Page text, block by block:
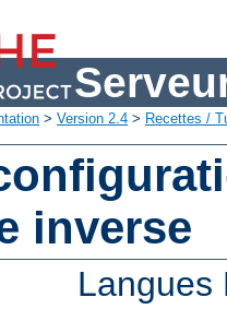
> Version 2.4 > Recettes /
inverse